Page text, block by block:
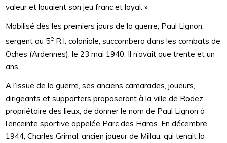
valeur et louaient son jeu franc et loyal. »
Mobilisé dès les premiers jours de la guerre, Paul Lignon,
sergent au 5e R.I. coloniale, succombera dans les combats de
Oches (Ardennes), le 23 mai 1940. Il n’avait que trente et un
ans.
A l’issue de la guerre, ses anciens camarades, joueurs,
dirigeants et supporters proposeront à la ville de Rodez,
propriétaire des lieux, de donner le nom de Paul Lignon à
l’enceinte sportive appelée Parc des Haras. En décembre
1944, Charles Grimal, ancien joueur de Millau, qui tenait la